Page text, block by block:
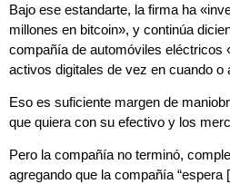
Bajo ese estandarte, la firma ha
millones en bitcoin», y continúa
compañía de automóviles eléctricos
activos digitales de vez en cuando o
Eso es suficiente margen de
que quiera con su efectivo y los
Pero la compañía no terminó,
agregando que la compañía